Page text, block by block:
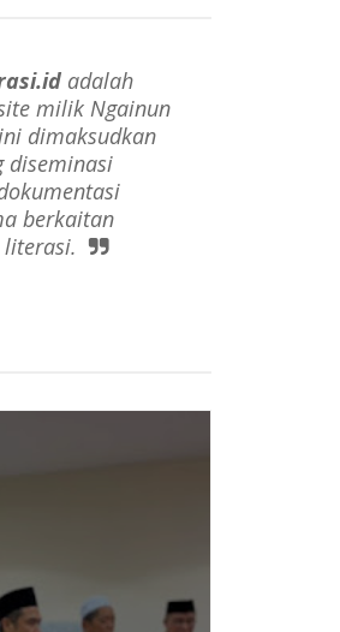
adalah
milik Ngainun
dimaksudkan
diseminasi
berkaitan
literasi.